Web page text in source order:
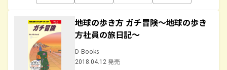
地球の歩き方 ガチ冒険～地球の歩き
方社員の旅日記～
D-Books
2018.04.12 発売